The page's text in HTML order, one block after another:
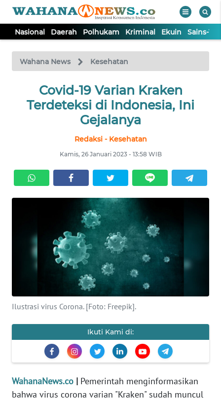
Nasional Daerah Polhukam Kriminal Ekuin Sains-
Wahana News Kesehatan
Covid-19 Varian Kraken
Terdeteksi di Indonesia, Ini
Gejalanya
Redaksi - Kesehatan
Kamis, 26 Januari 2023 - 13:58 WIB
Ilustrasi virus Corona. [Foto: Freepik].
Ikuti Kami di:
WahanaNews.co | Pemerintah menginformasikan
bahwa virus corona varian "Kraken" sudah muncul
TV
Tutup
NASIONAL
KRIMINAL
EKUIN
KESEHATAN
INTERNASIONAL
SERBA-SERBI
OLAHRAGA
OPINI